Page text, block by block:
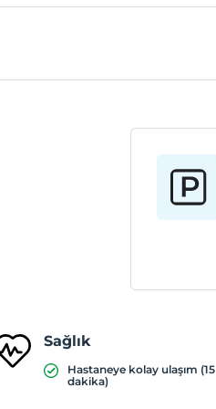
Sağlık
Hastaneye kolay ulaşım (15
dakika)